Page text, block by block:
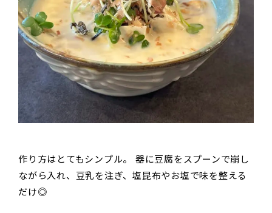
作り方はとてもシンプル。 器に豆腐をスプーンで崩し
ながら入れ、豆乳を注ぎ、塩昆布やお塩で味を整える
だけ◎